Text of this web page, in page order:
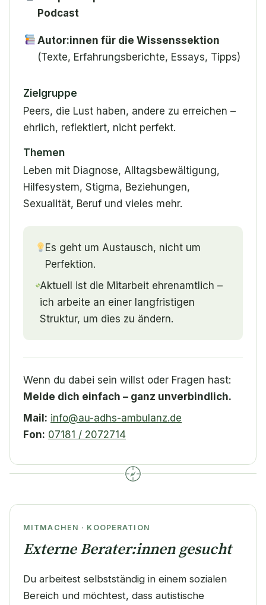
Podcast
Autor:innen für die Wissenssektion
(Texte, Erfahrungsberichte, Essays, Tipps)
Zielgruppe
Peers, die Lust haben, andere zu erreichen –
ehrlich, reflektiert, nicht perfekt.
Themen
Leben mit Diagnose, Alltagsbewältigung,
Hilfesystem, Stigma, Beziehungen,
Sexualität, Beruf und vieles mehr.
Es geht um Austausch, nicht um
Perfektion.
Aktuell ist die Mitarbeit ehrenamtlich –
ich arbeite an einer langfristigen
Struktur, um dies zu ändern.
Wenn du dabei sein willst oder Fragen hast:
Melde dich einfach – ganz unverbindlich.
Mail: info@au-adhs-ambulanz.de
Fon: 07181 / 2072714
MITMACHEN · KOOPERATION
Externe Berater:innen gesucht
Du arbeitest selbstständig in einem sozialen
Bereich und möchtest, dass autistische